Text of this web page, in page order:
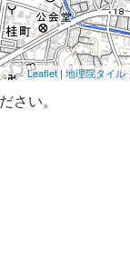
Leaflet|地理院タイル
さい。